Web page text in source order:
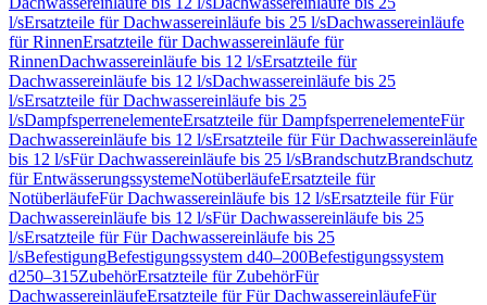
l/sErsatzteile für Dachwassereinläufe bis 25 l/sDachwassereinläufe
für RinnenErsatzteile für Dachwassereinläufe für
RinnenDachwassereinläufe bis 12 l/sErsatzteile für
Dachwassereinläufe bis 12 l/sDachwassereinläufe bis 25
l/sErsatzteile für Dachwassereinläufe bis 25
l/sDampfsperrenelementeErsatzteile für DampfsperrenelementeFür
Dachwassereinläufe bis 12 l/sErsatzteile für Für Dachwassereinläufe
bis 12 l/sFür Dachwassereinläufe bis 25 l/sBrandschutzBrandschutz
für EntwässerungssystemeNotüberläufeErsatzteile für
NotüberläufeFür Dachwassereinläufe bis 12 l/sErsatzteile für Für
Dachwassereinläufe bis 12 l/sFür Dachwassereinläufe bis 25
l/sErsatzteile für Für Dachwassereinläufe bis 25
l/sBefestigungBefestigungssystem d40–200Befestigungssystem
d250–315ZubehörErsatzteile für ZubehörFür
DachwassereinläufeErsatzteile für Für DachwassereinläufeFür